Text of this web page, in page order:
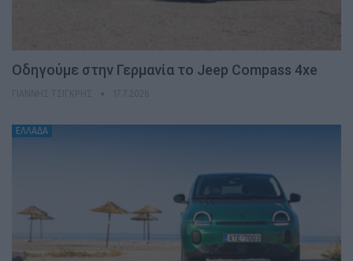
Οδηγούμε στην Γερμανία το Jeep Compass 4xe
ΕΛΛΑΔΑ